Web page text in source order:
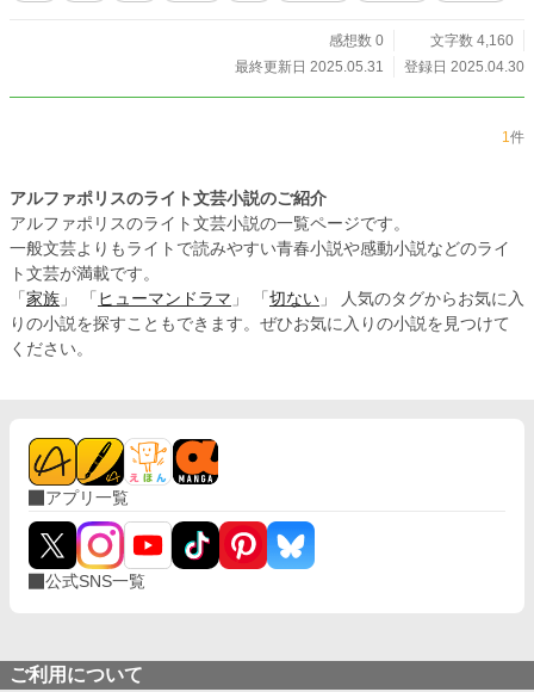
感想数 0
文字数 4,160
最終更新日 2025.05.31
登録日 2025.04.30
1件
アルファポリスのライト文芸小説のご紹介
アルファポリスのライト文芸小説の一覧ページです。
一般文芸よりもライトで読みやすい青春小説や感動小説などのライ
ト文芸が満載です。
「 家族 」 「 ヒューマンドラマ 」 「 切ない 」 人気のタグからお気に入
りの小説を探すこともできます。ぜひお気に入りの小説を見つけて
ください。
アプリ一覧
公式SNS一覧
ご利用について